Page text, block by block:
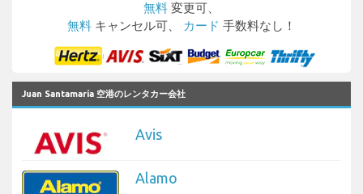
無料 変更可、
無料 キャンセル可、 カード 手数料なし！
Juan Santamaría 空港のレンタカー会社
Avis
Alamo